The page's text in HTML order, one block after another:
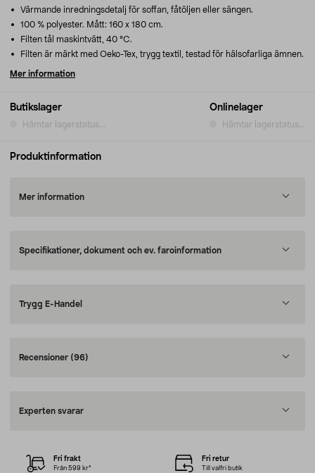
Butikslager
Hämtar lagerstatus...
Onlinelager
Hämtar lagerstatus...
Värmande inredningsdetalj för soffan, fåtöljen eller sängen.
100 % polyester. Mått: 160 x 180 cm.
Filten tål maskintvätt, 40 °C.
Filten är märkt med Oeko-Tex, trygg textil, testad för hälsofarliga ämnen.
Mer information
Produktinformation
Mer information
Specifikationer, dokument och ev. faroinformation
Trygg E-Handel
Recensioner (96)
Experten svarar
Fri frakt
Från 599 kr*
Fri retur
Till valfri butik